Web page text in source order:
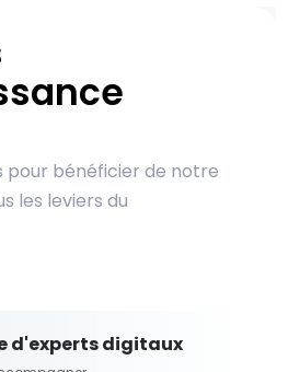
bénéficier de notre
les leviers du
d'experts digitaux